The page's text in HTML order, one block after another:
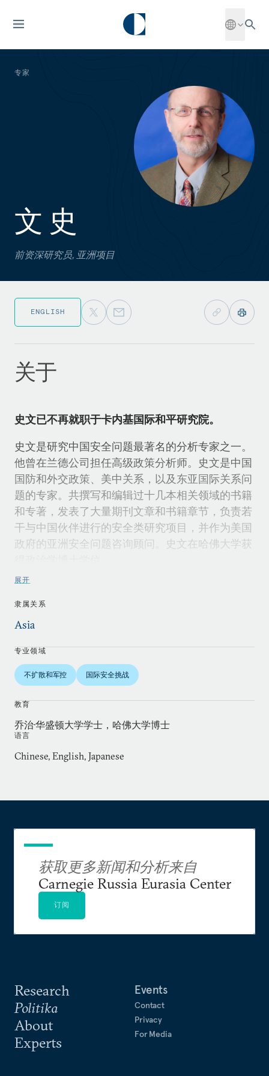
专家
文 史
前资深研究员, 亚洲项目
ENGLISH
关于
史文已不再就职于卡内基国际和平研究院。
史文是研究中国安全问题最著名的分析专家之一。
他曾在兰德公司担任高级政策分析师。史文是中国
国防和外交政策、美中关系，以及东亚国际关系问
题的专家。共撰写和编辑过十几本相关领域的书籍
和专著，发表了大量期刊文章和书籍章节，负责若
干与中国伙伴进行的安全类研究项目，并作为美国
政府的亚洲安全问题咨询顾问。史文在哈佛大学获
展开
隶属关系
Asia
专业领域
不扩散和军控 国际安全挑战
教育
乔治·华盛顿大学学士，哈佛大学博士
语言
Chinese, English, Japanese
Research
Politika
About
Experts
Events
Contact
Privacy
For Media
获取更多新闻和分析来自
Carnegie Russia Eurasia Center
订阅